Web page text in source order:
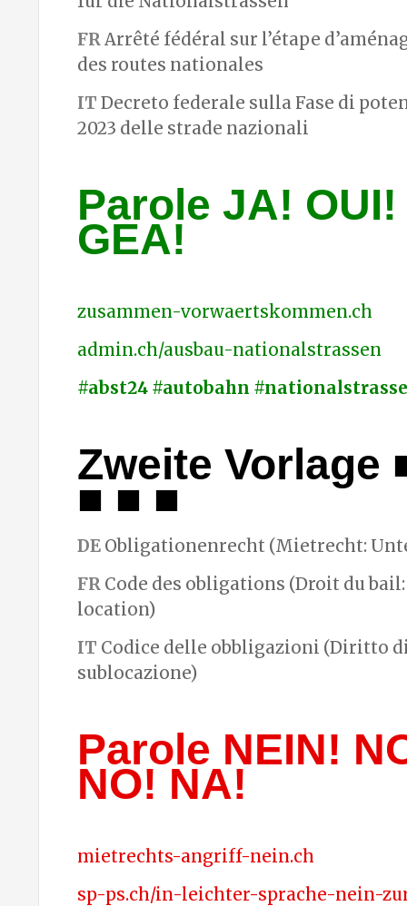
FRArrêté fédéral sur l’étape
des routes nationales
IT Decreto federale sulla Fase di
2023 delle strade nazionali
Parole JA! OUI!
GEA!
zusammen-vorwaertskommen.ch
admin.ch/ausbau-nationalstrassen
#abst24 #autobahn
Zweite Vorlage
■ ■ ■
DE Obligationenrecht (Mietrecht:
FR Code des obligations (Droit du
location)
IT Codice delle obbligazioni (Diritto
sublocazione)
Parole NEIN!
NO! NA!
mietrechts-angriff-nein.ch
sp-ps.ch/in-leichter-sprache-nein-